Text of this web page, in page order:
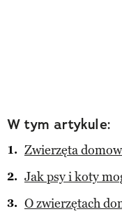
W tym artykule:
Zwierzęta
Jak psy i koty
O zwierzętach